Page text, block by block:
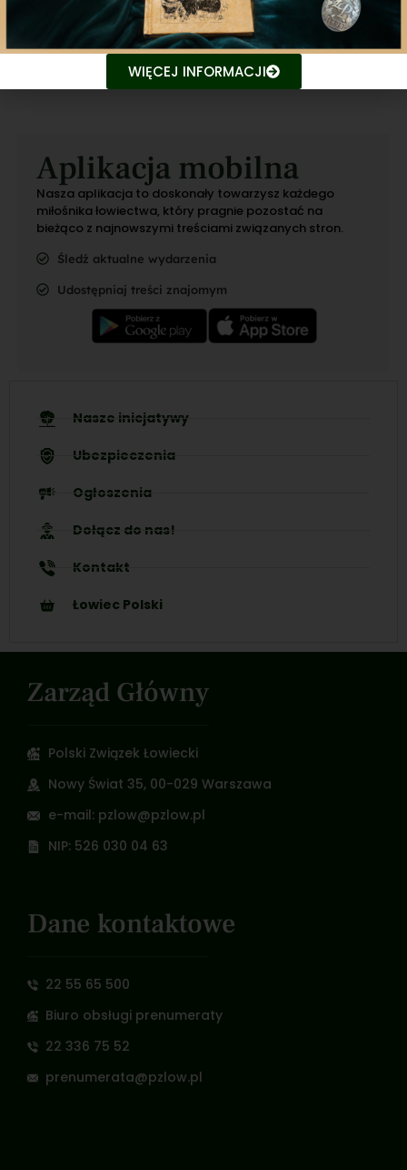
Poprzedni artykuł Następny artykuł
Aplikacja mobilna
Nasza aplikacja to doskonały towarzysz każdego
miłośnika łowiectwa, który pragnie pozostać na
bieżąco z najnowszymi treściami związanych stron.
Śledź aktualne wydarzenia
Udostępniaj treści znajomym
Nasze inicjatywy
Ubezpieczenia
Ogłoszenia
Dołącz do nas!
Kontakt
Łowiec Polski
Zarząd Główny
Polski Związek Łowiecki
Nowy Świat 35, 00-029 Warszawa
e-mail: pzlow@pzlow.pl
NIP: 526 030 04 63
Dane kontaktowe
22 55 65 500
Biuro obsługi prenumeraty
22 336 75 52
prenumerata@pzlow.pl
WIĘCEJ INFORMACJI